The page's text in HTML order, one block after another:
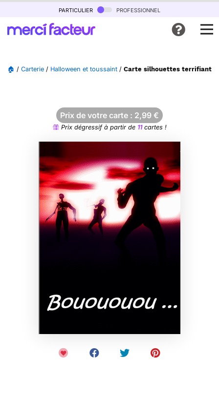
particulier professionnel
🏠 / Carterie / Halloween et toussaint / Carte silhouettes
Prix de votre carte : 2,99 €
Prix dégressif à partir de 11cartes !